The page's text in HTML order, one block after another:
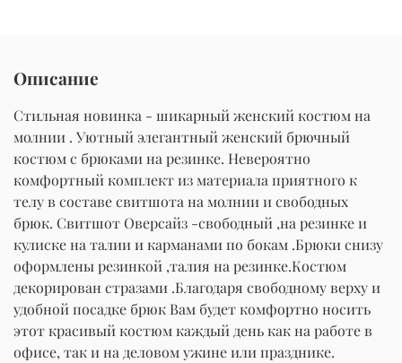
Описание
Стильная новинка - шикарный женский костюм на
молнии . Уютный элегантный женский брючный
костюм с брюками на резинке. Невероятно
комфортный комплект из материала приятного к
телу в составе свитшота на молнии и свободных
брюк. Свитшот Оверсайз -свободный ,на резинке и
кулиске на талии и карманами по бокам .Брюки снизу
оформлены резинкой ,талия на резинке.Костюм
декорирован стразами .Благодаря свободному верху и
удобной посадке брюк Вам будет комфортно носить
этот красивый костюм каждый день как на работе в
офисе, так и на деловом ужине или празднике.